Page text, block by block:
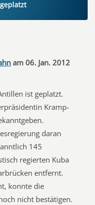
am 06. Jan. 2012
ist geplatzt.
Kramp-
daran
145
regierten Kuba
entfernt.
konnte die
nicht bestätigen.